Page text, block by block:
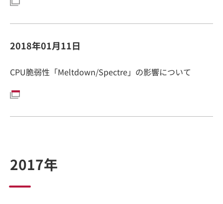
2018年01月11日
CPU脆弱性「Meltdown/Spectre」の影響について
2017年